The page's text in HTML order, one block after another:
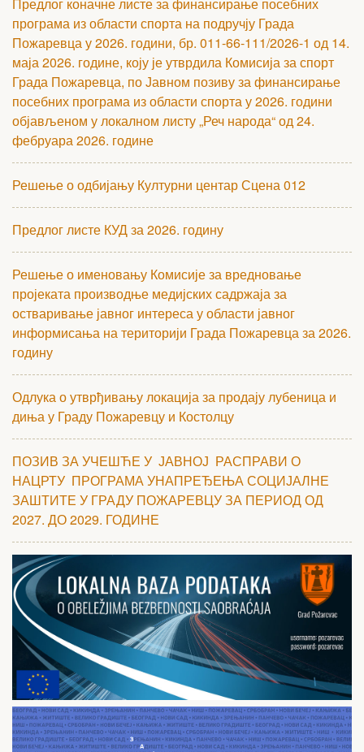
програма из области спорта на подручју Града
Пожаревца у 2026. години, бр. 011-66-111/2026-1 од 14.
маја 2026. године, коју је утврдила Комисија за спорт
Града Пожаревца, по Јавном позиву за финансирање
посебних програма из области спорта у 2026. години
објављеном у локалном листу „Реч народа“ од 24.
фебруара 2026. године
Решење о одбијању Културни центар Сцена 012
Предлог листе КУД за 2026. годину
Решење о именовању Комисије за вредновање
пројеката производње медијских садржаја за
остваривање јавног интереса у области јавног
информисања на територији Града Пожаревца за 2026.
годину
Одлука о утврђивању локација за продају лубеница и
диња у Граду Пожаревцу и Костолцу
ПОЗИВ ЗА УЧЕШЋЕ У ЈАВНОЈ РАСПРАВИ О
НАЦРТУ ПРОГРАМА УНАПРЕЂЕЊА СОЦИЈАЛНЕ
ЗАШТИТЕ У ГРАДУ ПОЖАРЕВЦУ ЗА ПЕРИОД ОД
2027. ДО 2029. ГОДИНЕ